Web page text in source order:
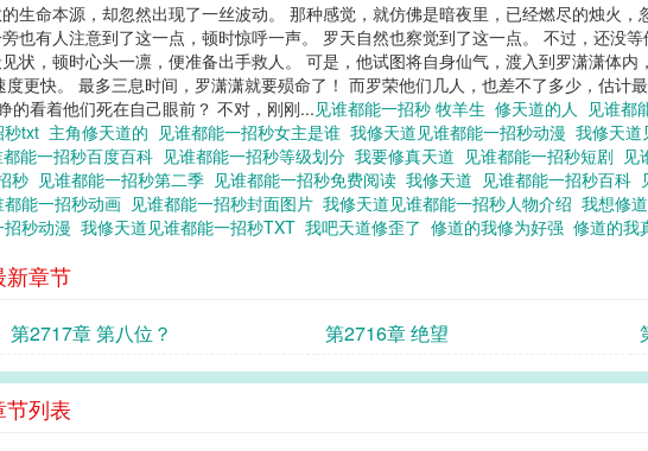
生命本源，却忽然出现了一丝波动。 那种感觉，就仿佛是暗夜里，已经燃尽的烛火
也有人注意到了这一点，顿时惊呼一声。 罗天自然也察觉到了这一点。 不过，还没
状，顿时心头一凛，便准备出手救人。 可是，他试图将自身仙气，渡入到罗潇潇体
更快。 最多三息时间，罗潇潇就要殒命了！ 而罗荣他们几人，也差不了多少，估计
的看着他们死在自己眼前？ 不对，刚刚...见谁都能一招秒 牧羊生 修天道的人 见谁都
秒txt 主角修天道的 见谁都能一招秒女主是谁 我修天道见谁都能一招秒动漫 我修天道
都能一招秒百度百科 见谁都能一招秒等级划分 我要修真天道 见谁都能一招秒短剧 见
秒 见谁都能一招秒第二季 见谁都能一招秒免费阅读 我修天道 见谁都能一招秒百科
都能一招秒动画 见谁都能一招秒封面图片 我修天道见谁都能一招秒人物介绍 我想修道
秒动漫 我修天道见谁都能一招秒TXT 我吧天道修歪了 修道的我修为好强 修道的我
新章节
第2717章 第八位？ 第2716章 绝望
节列表